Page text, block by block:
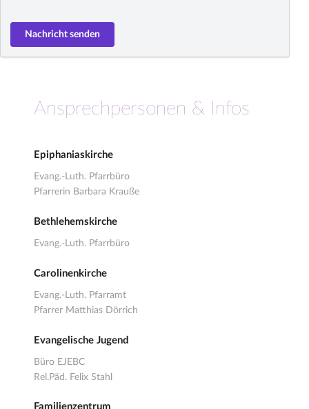
Ansprechpersonen & Infos
Epiphaniaskirche
Evang.-Luth. Pfarrbüro
Pfarrerin Barbara Krauße
Bethlehemskirche
Evang.-Luth. Pfarrbüro
Carolinenkirche
Evang.-Luth. Pfarramt
Pfarrer Matthias Dörrich
Evangelische Jugend
Büro EJEBC
Rel.Päd. Felix Stahl
Familienzentrum